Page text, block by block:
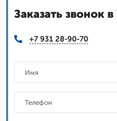
Заказать звонок
+7 931 28-90-70